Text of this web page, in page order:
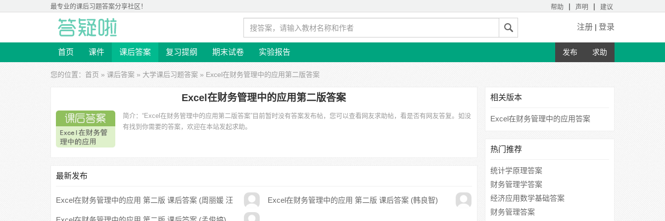
最专业的课后习题答案分享社区！ 帮助 | 声明 | 建议
注册 | 登录
首页 课件 课后答案 复习提纲 期末试卷 实验报告 发布 求助
您的位置： 首页 » 课后答案 » 大学课后习题答案 » Excel在财务管理中的应用第二版答案
Excel在财务管理中的应用第二版答案
简介： “Excel在财务管理中的应用第二版答案”目前暂时没有答案发布帖，您可以查看网友求助帖，看是否有网友答复。如没
有找到你需要的答案，欢迎在本站发起求助。
最新发布
Excel在财务管理中的应用 第二版 课后答案 (周丽媛 汪
丽华)
Excel在财务管理中的应用 第二版 课后答案 (韩良智)
相关版本
Excel在财务管理中的应用答案
热门推荐
统计学原理答案
财务管理学答案
经济应用数学基础答案
财务管理答案